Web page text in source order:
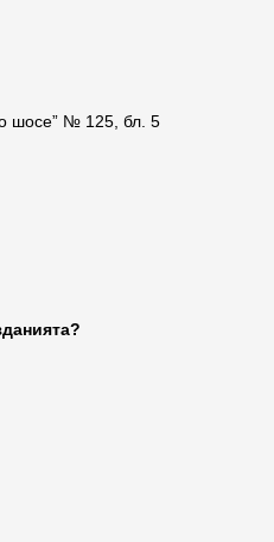
шосе” № 125, бл. 5